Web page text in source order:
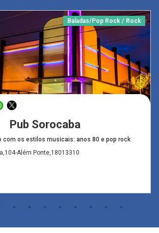
Baladas/Pop Rock / Rock
Pub Sorocaba
com os estilos musicais: anos 80 e pop rock
Além Ponte,18013310